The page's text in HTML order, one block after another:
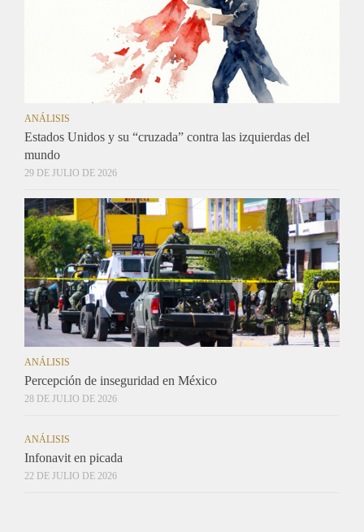
ANÁLISIS
Estados Unidos y su “cruzada” contra las izquierdas del
mundo
29 DE JULIO DE 2026
ANÁLISIS
Percepción de inseguridad en México
28 DE JULIO DE 2026
ANÁLISIS
Infonavit en picada
22 DE JULIO DE 2026